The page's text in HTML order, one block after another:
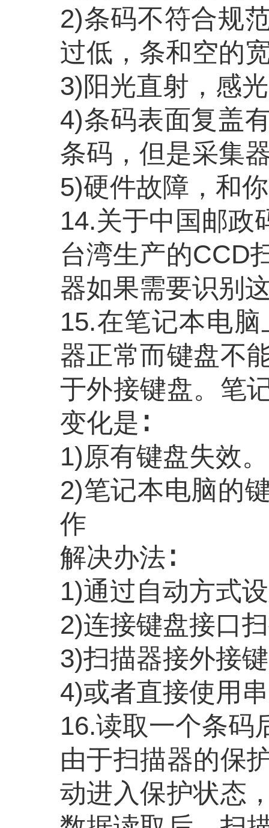
2)条码不符合规
过低，条和空的
3)阳光直射，感
4)条码表面复盖
条码，但是采集
5)硬件故障，和
14.关于中国邮政
台湾生产的CCD
器如果需要识别
15.在笔记本电
器正常而键盘不
于外接键盘。笔
变化是∶
1)原有键盘失效
2)笔记本电脑的
作
解决办法 ∶
1)通过自动方式
2)连接键盘接口
3)扫描器接外接
4)或者直接使用
16.读取一个条码
由于扫描器的保
动进入保护状态